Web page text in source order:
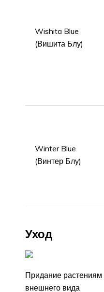
Wishita Blue
(Вишита Блу)
Winter Blue
(Винтер Блу)
Уход
Придание растениям
внешнего вида